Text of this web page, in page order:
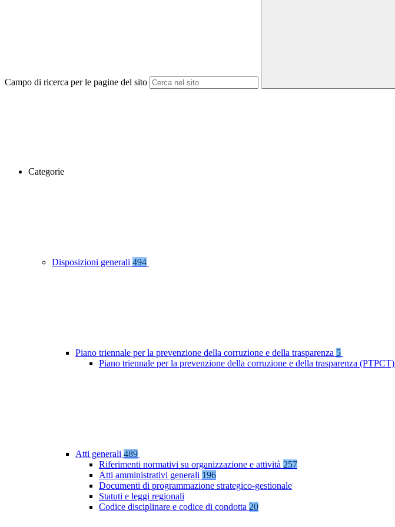
Campo di ricerca per le pagine del sito
Categorie
Disposizioni generali 494
Piano triennale per la prevenzione della corruzione e della trasparenza 5
Piano triennale per la prevenzione della corruzione e della trasparenza (PTPCT)
Atti generali 489
Riferimenti normativi su organizzazione e attività 257
Atti amministrativi generali 196
Documenti di programmazione strategico-gestionale
Statuti e leggi regionali
Codice disciplinare e codice di condotta 20